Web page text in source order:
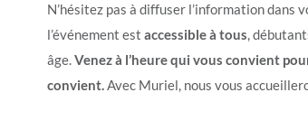
N’hésitez pas à diffuser l’information dans
l’événement est accessible à tous,
âge.Venez à l’heure qui vous convient
convient.Avec Muriel, nous vous